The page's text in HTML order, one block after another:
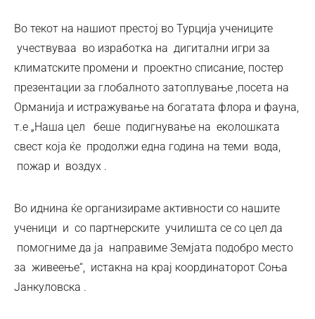
Во текот на нашиот престој во Турција учениците
учествуваа во изработка на дигитални игри за
климатските промени и проектно списание, постер
презентации за глобалното затоплување ,посета на
Орманија и истражување на богатата флора и фауна,
т.е „Наша цел беше подигнување на еколошката
свест која ќе продолжи една година на теми вода,
пожар и воздух .
Во иднина ќе организираме активности со нашите
ученици и со партнерските училишта се со цел да
помогниме да ја направиме Земјата подобро место
за живеење“, истакна на крај координаторот Соња
Јанкуловска .